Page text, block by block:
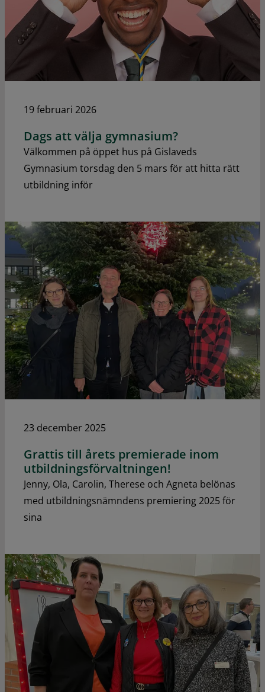
19 februari 2026
Dags att välja gymnasium?
Välkommen på öppet hus på Gislaveds
Gymnasium torsdag den 5 mars för att hitta rätt
utbildning inför
23 december 2025
Grattis till årets premierade inom
utbildningsförvaltningen!
Jenny, Ola, Carolin, Therese och Agneta belönas
med utbildningsnämndens premiering 2025 för
sina